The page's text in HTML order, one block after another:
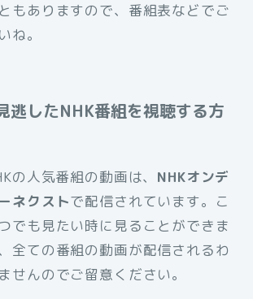
もありますので、番組表などでご
ね。
逃したNHK番組を視聴する方
の人気番組の動画は、 NHKオンデ
ネクストで配信されています。こ
でも見たい時に見ることができま
全ての番組の動画が配信されるわ
せんのでご留意ください。